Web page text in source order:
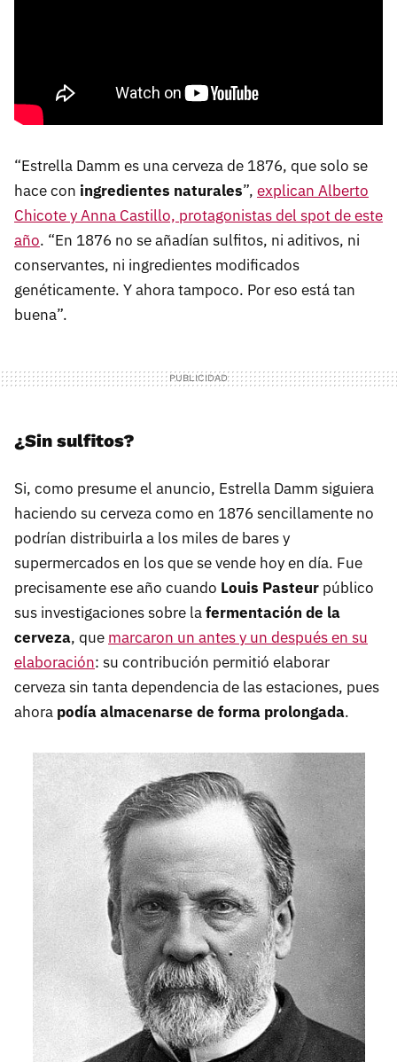
“Estrella Damm es una cerveza de 1876, que solo se
hace con ingredientes naturales”, explican Alberto
Chicote y Anna Castillo, protagonistas del spot de este
año. “En 1876 no se añadían sulfitos, ni aditivos, ni
conservantes, ni ingredientes modificados
genéticamente. Y ahora tampoco. Por eso está tan
buena”.
¿Sin sulfitos?
Si, como presume el anuncio, Estrella Damm siguiera
haciendo su cerveza como en 1876 sencillamente no
podrían distribuirla a los miles de bares y
supermercados en los que se vende hoy en día. Fue
precisamente ese año cuando Louis Pasteur público
sus investigaciones sobre lafermentación de la
cerveza, que marcaron un antes y un después en su
elaboración: su contribución permitió elaborar
cerveza sin tanta dependencia de las estaciones, pues
ahora podía almacenarse de forma prolongada.